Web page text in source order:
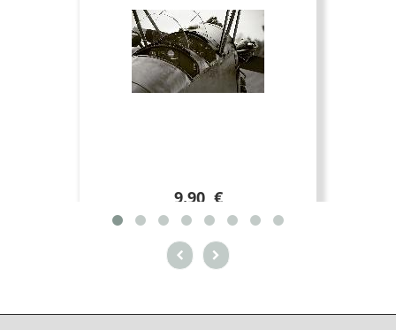
9.90 €